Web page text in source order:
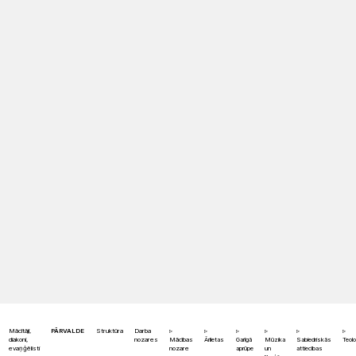
Mācītāji,
diakoni,
evaņģēlisti
PĀRVALDE Struktūra
Darba
nozares
Mācības
nozare
Ārlietas
Garīgā
aprūpe
Mūzika
un
Sabiedriskās
attiecības